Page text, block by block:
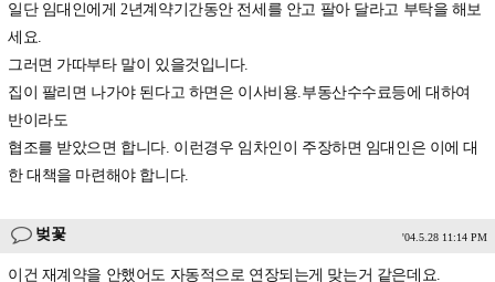
일단 임대인에게 2년계약기간동안 전세를 안고 팔아 달라고 부탁을 해보
세요.
그러면 가따부타 말이 있을것입니다.
집이 팔리면 나가야 된다고 하면은 이사비용.부동산수수료등에 대하여
반이라도
협조를 받았으면 합니다. 이런경우 임차인이 주장하면 임대인은 이에 대
한 대책을 마련해야 합니다.
벚꽃 '04.5.28 11:14 PM
이건 재계약을 안했어도 자동적으로 연장되는게 맞는거 같은데요.